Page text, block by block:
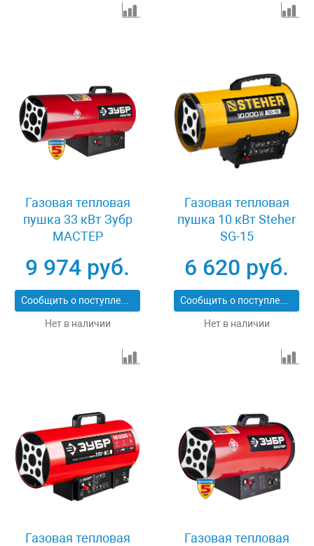
Газовая тепловая
пушка 33 кВт Зубр
МАСТЕР
9 974 руб.
Сообщить о поступлении
Нет в наличии
Газовая тепловая
пушка 10 кВт Steher
SG-15
6 620 руб.
Сообщить о поступлении
Нет в наличии
Газовая тепловая
Газовая тепловая